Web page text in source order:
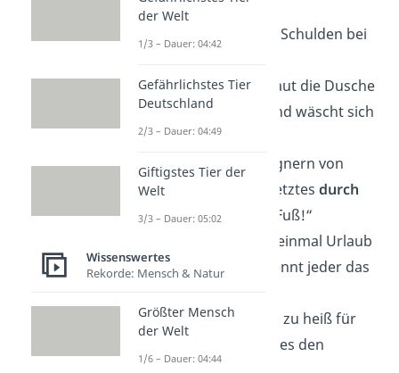
halb neun.“
hat Schulden bei
„Chuck Norris schaut die Dusche
an, bis sie
und wäscht sich
dann.“
„Was geht den Gegnern von
Chuck Norris als Letztesdurch
den Kopf? — Sein Fuß!“
„Chuck Norris hat einmal Urlaub
gemacht. Heute kennt jeder das
„Weil Chuck Norris zu heiß für
diese Welt ist, gibt es den
der Welt
1/3 – Dauer: 04:42
Gefährlichstes Tier
Deutschland
2/3 – Dauer: 04:49
Giftigstes Tier der
Welt
3/3 – Dauer: 05:02
Wissenswertes
Rekorde: Mensch & Natur
Größter Mensch
der Welt
1/6 – Dauer: 04:44